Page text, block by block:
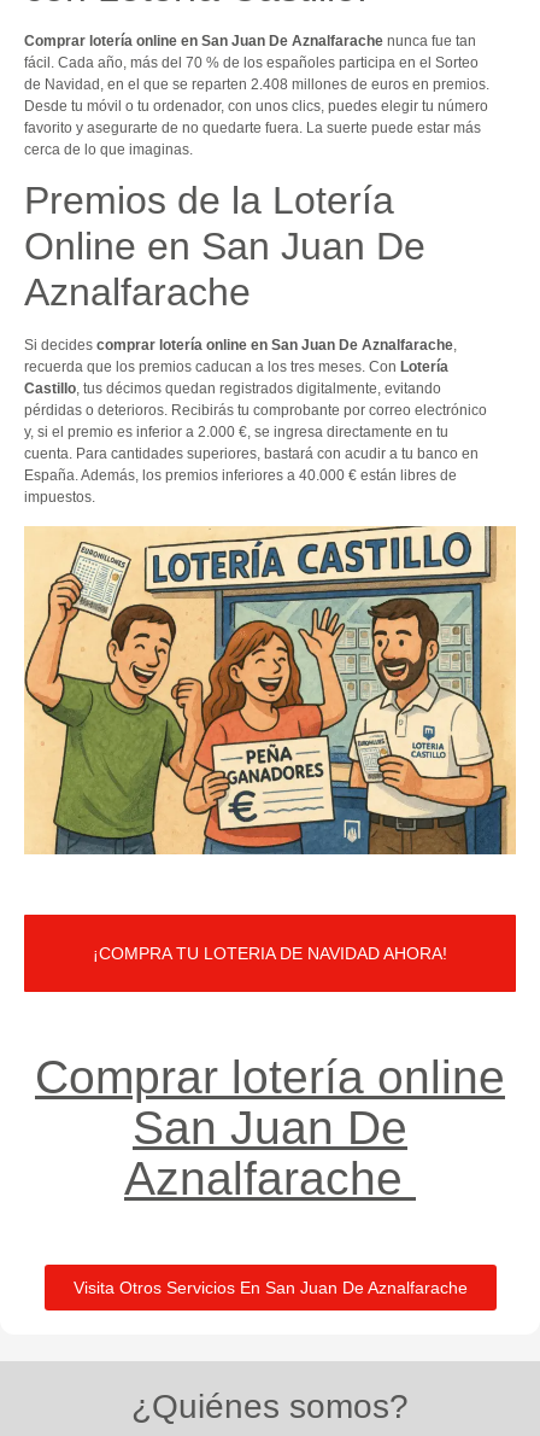
Comprar lotería online en San Juan De Aznalfarache nunca fue tan
fácil. Cada año, más del 70 % de los españoles participa en el Sorteo
de Navidad, en el que se reparten 2.408 millones de euros en premios.
Desde tu móvil o tu ordenador, con unos clics, puedes elegir tu número
favorito y asegurarte de no quedarte fuera. La suerte puede estar más
cerca de lo que imaginas.
Premios de la Lotería
Online en San Juan De
Aznalfarache
Si decides comprar lotería online en San Juan De Aznalfarache,
recuerda que los premios caducan a los tres meses. Con Lotería
Castillo, tus décimos quedan registrados digitalmente, evitando
pérdidas o deterioros. Recibirás tu comprobante por correo electrónico
y, si el premio es inferior a 2.000 €, se ingresa directamente en tu
cuenta. Para cantidades superiores, bastará con acudir a tu banco en
España. Además, los premios inferiores a 40.000 € están libres de
impuestos.
¡COMPRA TU LOTERIA DE NAVIDAD AHORA!
Comprar lotería online
San Juan De
Aznalfarache ​
Visita Otros Servicios En San Juan De Aznalfarache
¿Quiénes somos?